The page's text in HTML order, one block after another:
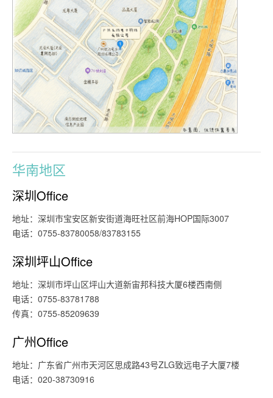
华南地区
深圳Office
地址：深圳市宝安区新安街道海旺社区前海HOP国际3007
电话：0755-83780058/83783155
深圳坪山Office
地址：深圳市坪山区坪山大道新宙邦科技大厦6楼西南侧
电话：0755-83781788
传真：0755-85209639
广州Office
地址：广东省广州市天河区思成路43号ZLG致远电子大厦7楼
电话：020-38730916